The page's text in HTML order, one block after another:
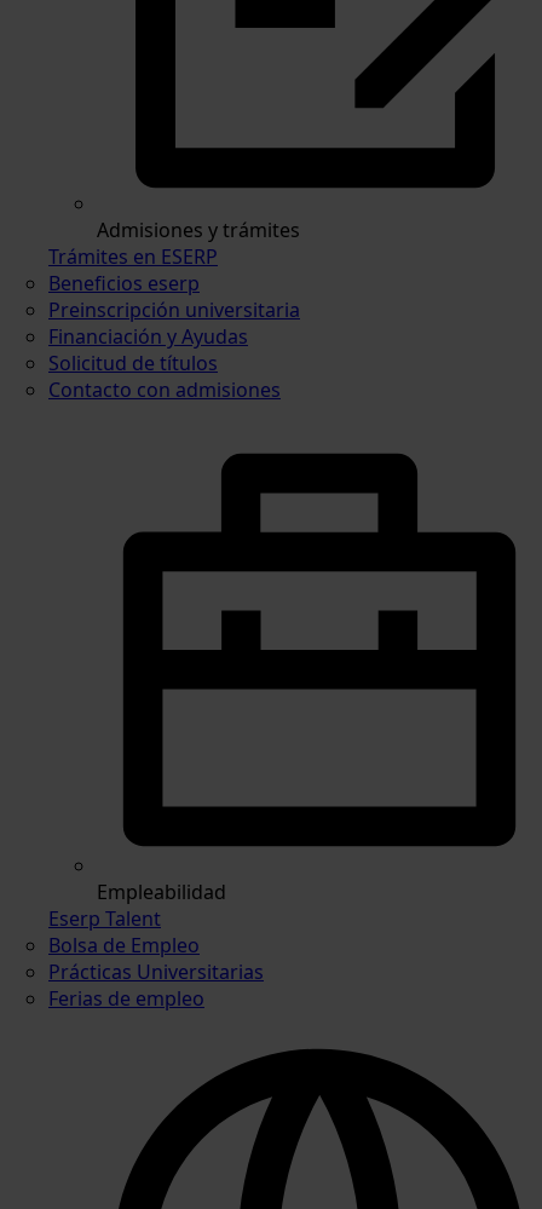
Admisiones y trámites
Trámites en ESERP
Beneficios eserp
Preinscripción universitaria
Financiación y Ayudas
Solicitud de títulos
Contacto con admisiones
Empleabilidad
Eserp Talent
Bolsa de Empleo
Prácticas Universitarias
Ferias de empleo